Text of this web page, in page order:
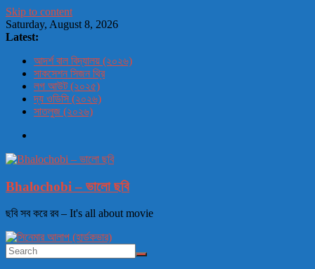
Skip to content
Saturday, August 8, 2026
Latest:
আদর্শ বাল বিদ্যালয় (২০২৬)
সাকসেশন সিজন থ্রি
লগ আউট (২০২৫)
দ্য ওডিসি (২০২৬)
সাতলুজ (২০২৬)
Bhalochobi – ভালো ছবি
ছবি সব করে রব – It's all about movie